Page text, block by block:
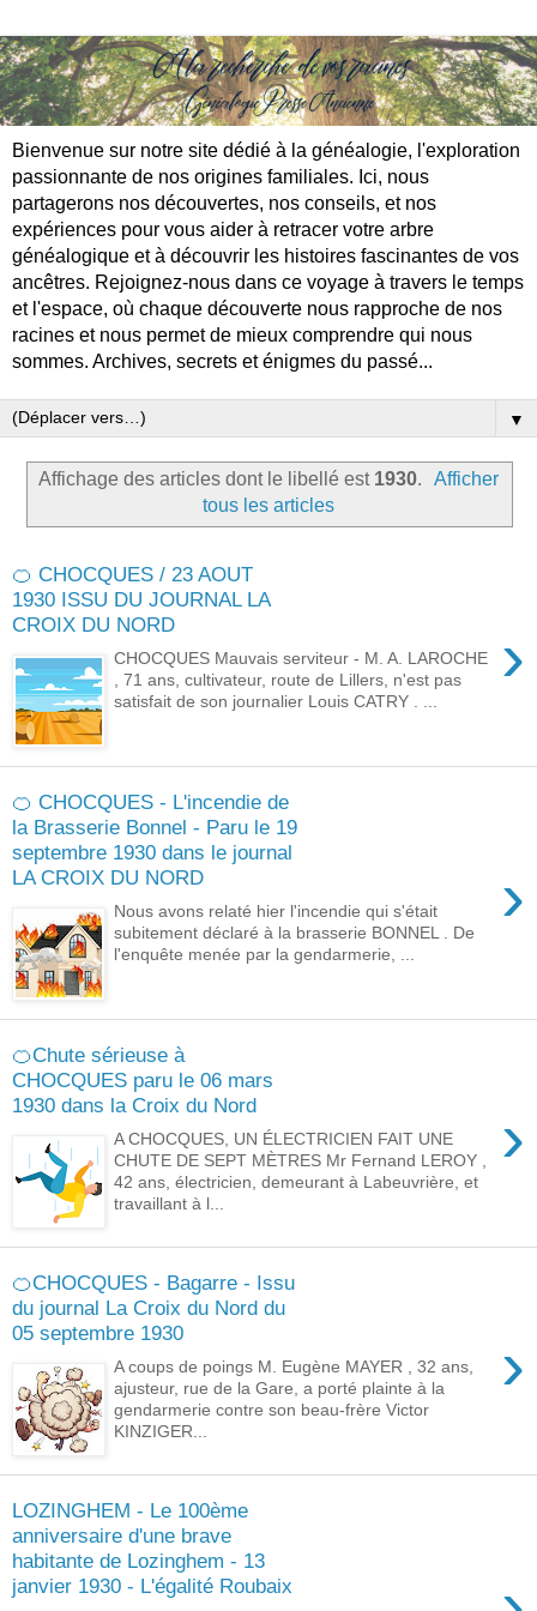
Bienvenue sur notre site dédié à la généalogie, l'exploration
passionnante de nos origines familiales. Ici, nous
partagerons nos découvertes, nos conseils, et nos
expériences pour vous aider à retracer votre arbre
généalogique et à découvrir les histoires fascinantes de vos
ancêtres. Rejoignez-nous dans ce voyage à travers le temps
et l'espace, où chaque découverte nous rapproche de nos
racines et nous permet de mieux comprendre qui nous
sommes. Archives, secrets et énigmes du passé...
▼
Affichage des articles dont le libellé est 1930.
Afficher
tous les articles
🍊 CHOCQUES / 23 AOUT
1930 ISSU DU JOURNAL LA
CROIX DU NORD
›
CHOCQUES Mauvais serviteur - M. A. LAROCHE
, 71 ans, cultivateur, route de Lillers, n'est pas
satisfait de son journalier Louis CATRY . ...
🍊 CHOCQUES - L'incendie de
la Brasserie Bonnel - Paru le 19
septembre 1930 dans le journal
LA CROIX DU NORD
›
Nous avons relaté hier l'incendie qui s'était
subitement déclaré à la brasserie BONNEL . De
l'enquête menée par la gendarmerie, ...
🍊Chute sérieuse à
CHOCQUES paru le 06 mars
1930 dans la Croix du Nord
›
A CHOCQUES, UN ÉLECTRICIEN FAIT UNE
CHUTE DE SEPT MÈTRES Mr Fernand LEROY ,
42 ans, électricien, demeurant à Labeuvrière, et
travaillant à l...
🍊CHOCQUES - Bagarre - Issu
du journal La Croix du Nord du
05 septembre 1930
›
A coups de poings M. Eugène MAYER , 32 ans,
ajusteur, rue de la Gare, a porté plainte à la
gendarmerie contre son beau-frère Victor
KINZIGER...
LOZINGHEM - Le 100ème
anniversaire d'une brave
habitante de Lozinghem - 13
janvier 1930 - L'égalité Roubaix